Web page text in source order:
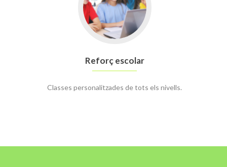
Reforç
escolar
Reforç escolar
Classes personalitzades de tots els nivells.